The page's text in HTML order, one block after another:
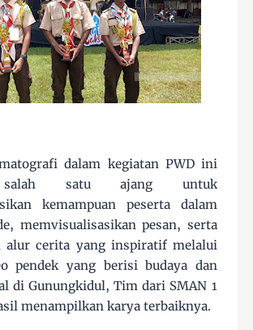
dalam kegiatan PWD ini
salah satu ajang untuk
kemampuan peserta dalam
memvisualisasikan pesan, serta
alur cerita yang inspiratif melalui
pendek yang berisi budaya dan
di Gunungkidul, Tim dari SMAN 1
menampilkan karya terbaiknya.